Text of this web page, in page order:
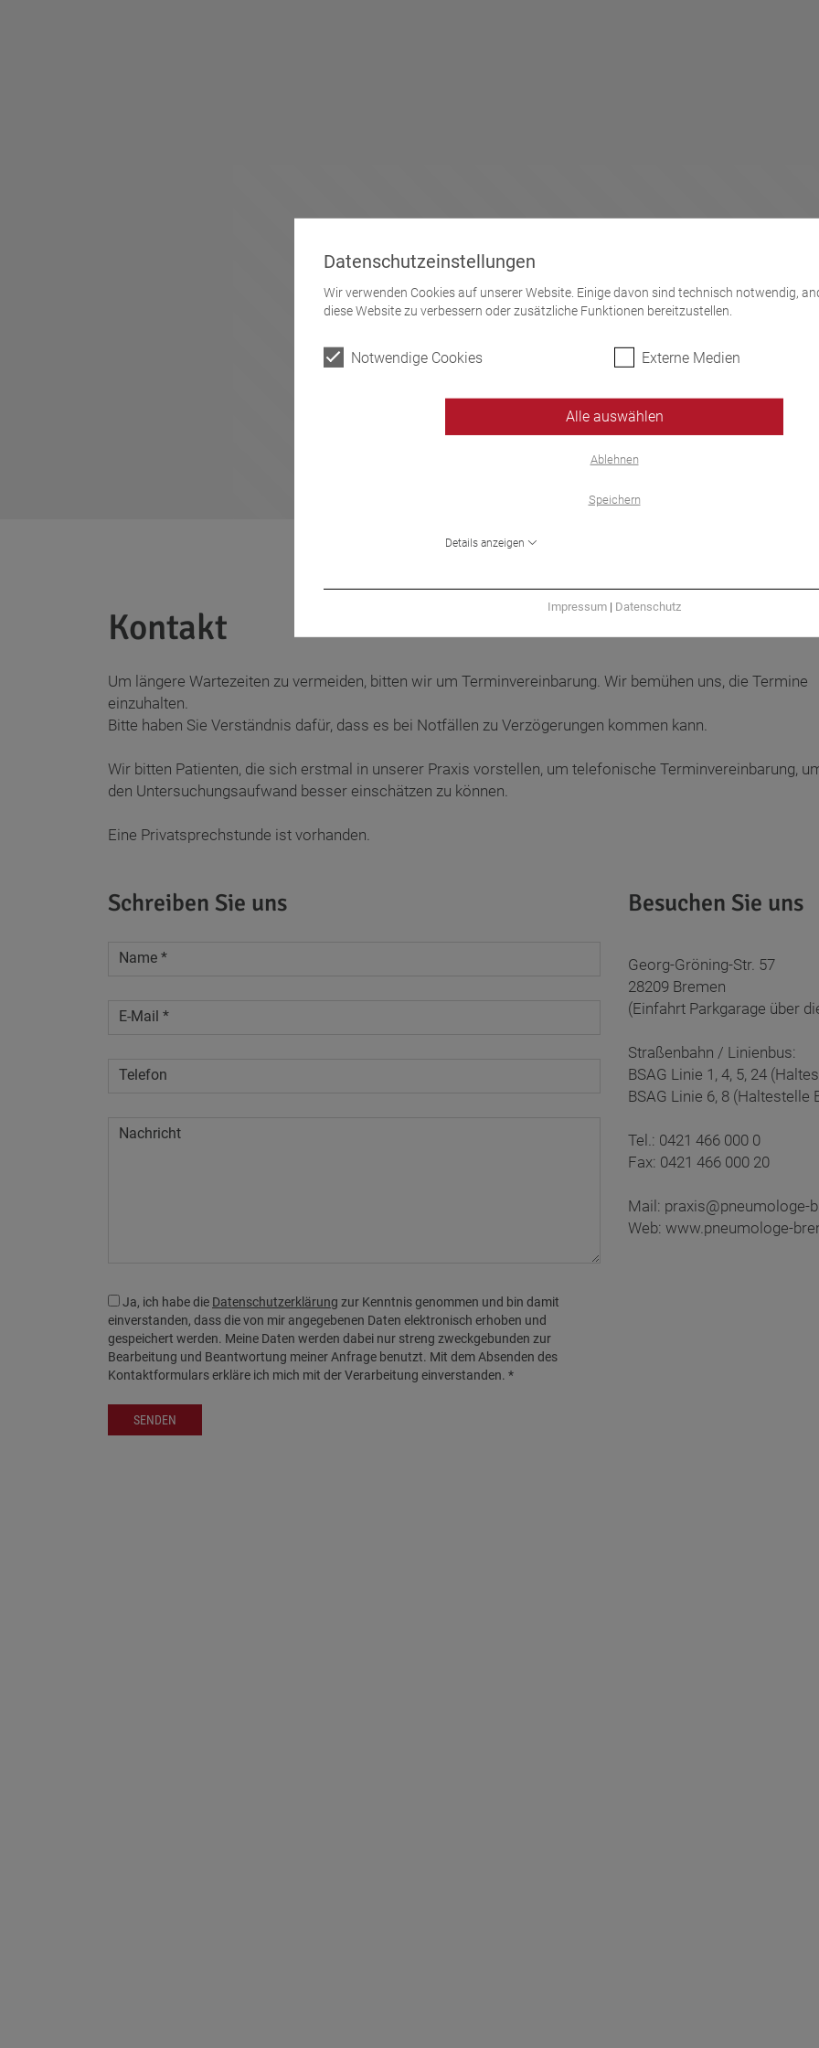
Kontakt
Um längere Wartezeiten zu vermeiden, bitten wir um Terminvereinbarung. Wir bemühen uns, die Termine
einzuhalten.
Bitte haben Sie Verständnis dafür, dass es bei Notfällen zu Verzögerungen kommen kann.
Wir bitten Patienten, die sich erstmal in unserer Praxis vorstellen, um telefonische Terminvereinbarung,
den Untersuchungsaufwand besser einschätzen zu können.
Eine Privatsprechstunde ist vorhanden.
Schreiben Sie uns
Name *
E-Mail *
Telefon
Nachricht
Ja, ich habe die Datenschutzerklärung zur Kenntnis genommen und bin damit
einverstanden, dass die von mir angegebenen Daten elektronisch erhoben und
gespeichert werden. Meine Daten werden dabei nur streng zweckgebunden zur
Bearbeitung und Beantwortung meiner Anfrage benutzt. Mit dem Absenden des
Kontaktformulars erkläre ich mich mit der Verarbeitung einverstanden. *
SENDEN
Besuchen Sie uns
Georg-Gröning-Str. 57
28209 Bremen
(Einfahrt Parkgarage über
Straßenbahn / Linienbus:
BSAG Linie 1, 4, 5, 24
BSAG Linie 6, 8
Tel.: 0421 466 000 0
Fax: 0421 466 000 20
Mail: praxis@pneumologe-
Web: www.pneumologe-
Datenschutzeinstellungen
Wir verwenden Cookies auf unserer Website. Einige davon sind technisch notwendig,
diese Website zu verbessern oder zusätzliche Funktionen bereitzustellen.
Notwendige Cookies Externe Medien
Alle auswählen
Ablehnen
Speichern
Details anzeigen
Impressum | Datenschutz